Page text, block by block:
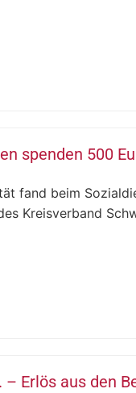
spenden 500
fand beim
Kreisverband
Erlös aus den